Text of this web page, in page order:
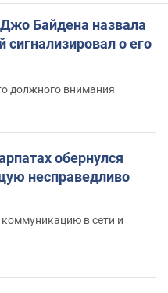
Байдена назвала
о его
должного внимания
обернулся
несправедливо
в сети и